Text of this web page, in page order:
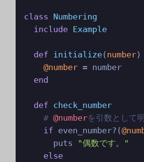
class Numbering
include Example
def initialize( number)
@number = number
end
def check_number
# @numberを引数として
if even_number?(
      puts
"偶数です。"
else